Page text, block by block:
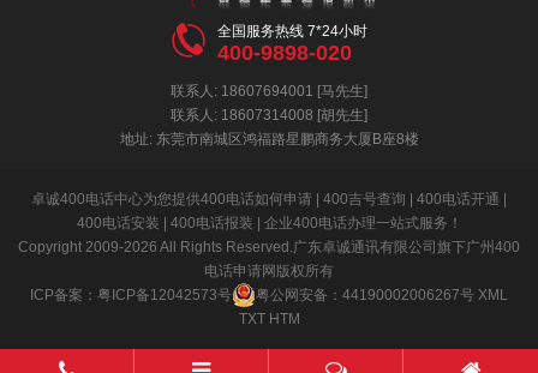
 全国服务热线 7*24小时
400-9898-020
联系人: 18607694001 [马先生]
联系人: 18607314008 [胡先生]
地址: 东莞市南城区鸿福路星鹏商务大厦B座8楼
卓诚400电话中心为您提供400电话如何申请 | 400吉号查询 | 400电话开通 |
400电话安装 | 400电话报装 | 企业400电话办理一站式服务！
Copyright 2009-2026 All Rights Reserved.广东卓诚通讯有限公司旗下广州400
电话申请网版权所有
ICP备案： 粤ICP备12042573号 粤公网安备： 44190002006267号 XML
TXT HTM